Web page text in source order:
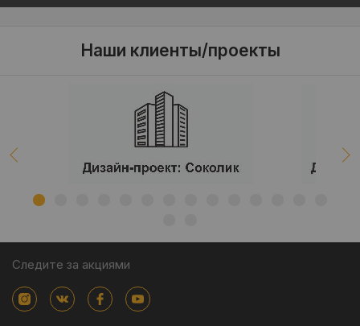
Наши клиенты/проекты
Следите за акциями